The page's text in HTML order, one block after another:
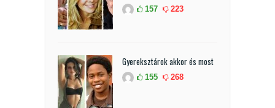
157 223
Gyereksztárok akkor és most
155 268